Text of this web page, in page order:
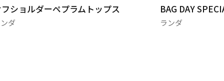
ショルダーペプラムトップス
ダ
BAG DAY
ランダ